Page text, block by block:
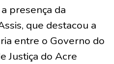
presença da
que destacou a
entre o Governo do
Justiça do Acre